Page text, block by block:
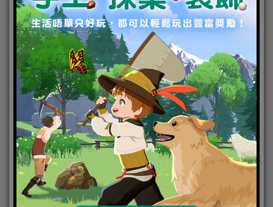
是拯救 還是毀滅？ 輕科幻開
放世界手遊《幻塔》釋出首
部PV，展示遊戲玩法及遼闊
世界觀
2022-01-14 |Android,IOS,手機遊戲